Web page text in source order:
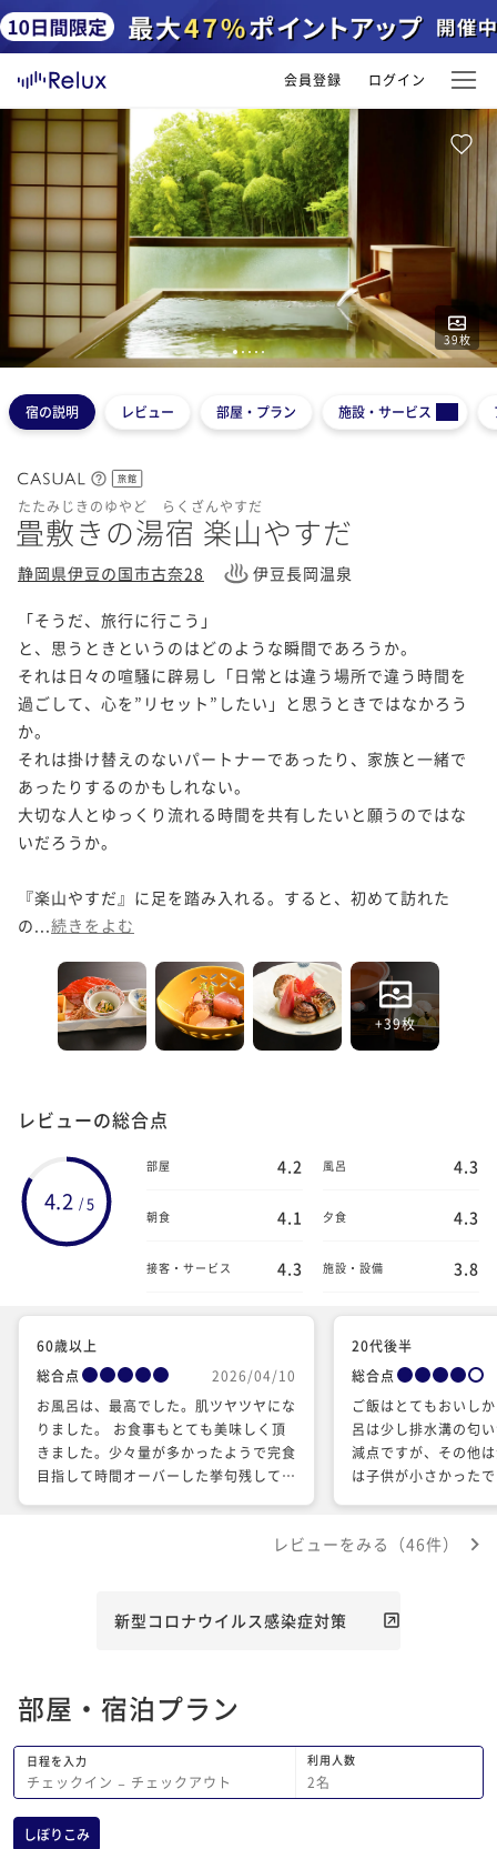
会員登録 ログイン
39枚
1 2345
宿の説明 レビュー 部屋・プラン 施設・サービス
旅館
たたみじきのゆやど らくざんやすだ
畳敷きの湯宿 楽山やすだ
静岡県伊豆の国市古奈28 伊豆長岡温泉
「そうだ、旅行に行こう」
と、思うときというのはどのような瞬間であろうか。
それは日々の喧騒に辟易し「日常とは違う場所で違う時間を
過ごして、心を”リセット”したい」と思うときではなかろう
か。
それは掛け替えのないパートナーであったり、家族と一緒で
あったりするのかもしれない。
大切な人とゆっくり流れる時間を共有したいと願うのではな
いだろうか。
『楽山やすだ』に足を踏み入れる。すると、初めて訪れた
の... 続きをよむ
+39枚
レビューの総合点
4.2 / 5
部屋 4.2 風呂 4.3
朝食 4.1 夕食 4.3
接客・サービス 4.3 施設・設備 3.8
60歳以上
総合点
2026/04/10
お風呂は、最高でした。肌ツヤツヤにな
りました。 お食事もとても美味しく頂
きました。少々量が多かったようで完食
目指して時間オーバーした挙句残してす
20代後半
総合点
ご飯はとてもおいし
呂は少し排水溝の匂
減点ですが、その他
は子供が小さかった
レビューをみる（46件）
新型コロナウイルス感染症対策
部屋・宿泊プラン
日程を入力
チェックイン − チェックアウト
利用人数
2名
しぼりこみ